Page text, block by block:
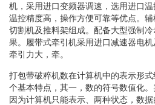
机，采用进口变频器调速，选用进口温
温控精度高，操作方便可靠等优点。辅
切割机及推料架组成。配备大型强制
果。履带式牵引机采用进口减速器电机
牵引力大，牵。
打包带破粹机数在计算机中的表示形
个基本特点，其一，数的符号数值化。
因为计算机只能表示、两种状态，数